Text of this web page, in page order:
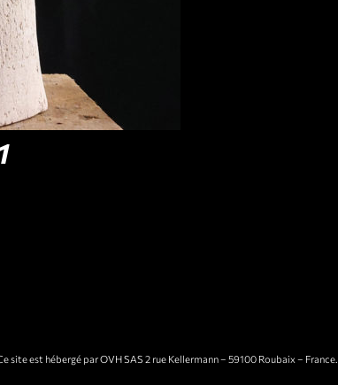
est hébergé par OVH SAS 2 rue Kellermann – 59100 Roubaix – France.